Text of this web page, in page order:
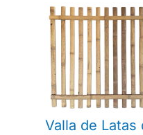
Valla de Latas